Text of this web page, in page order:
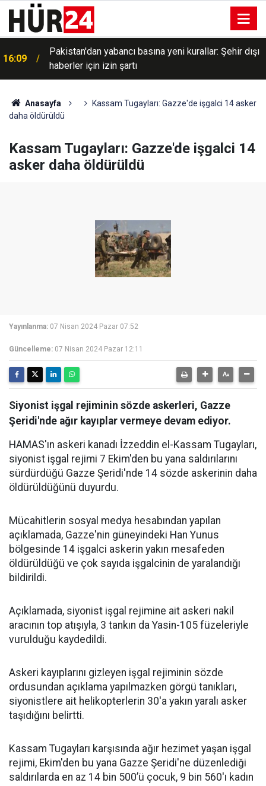
16:09
Pakistan'dan yabancı basına yeni kurallar: Şehir dışı
haberler için izin şartı
Anasayfa
Kassam Tugayları: Gazze'de işgalci 14 asker
daha öldürüldü
Kassam Tugayları: Gazze'de işgalci 14
asker daha öldürüldü
Yayınlanma: 07 Nisan 2024 Pazar 07:52
Güncelleme: 07 Nisan 2024 Pazar 12:11
Siyonist işgal rejiminin sözde askerleri, Gazze
Şeridi'nde ağır kayıplar vermeye devam ediyor.
HAMAS'ın askeri kanadı İzzeddin el-Kassam Tugayları,
siyonist işgal rejimi 7 Ekim'den bu yana saldırılarını
sürdürdüğü Gazze Şeridi'nde 14 sözde askerinin daha
öldürüldüğünü duyurdu.
Mücahitlerin sosyal medya hesabından yapılan
açıklamada, Gazze'nin güneyindeki Han Yunus
bölgesinde 14 işgalci askerin yakın mesafeden
öldürüldüğü ve çok sayıda işgalcinin de yaralandığı
bildirildi.
Açıklamada, siyonist işgal rejimine ait askeri nakil
aracının top atışıyla, 3 tankın da Yasin-105 füzeleriyle
vurulduğu kaydedildi.
Askeri kayıplarını gizleyen işgal rejiminin sözde
ordusundan açıklama yapılmazken görgü tanıkları,
siyonistlere ait helikopterlerin 30'a yakın yaralı asker
taşıdığını belirtti.
Kassam Tugayları karşısında ağır hezimet yaşan işgal
rejimi, Ekim'den bu yana Gazze Şeridi'ne düzenlediği
saldırılarda en az 14 bin 500’ü çocuk, 9 bin 560'ı kadın